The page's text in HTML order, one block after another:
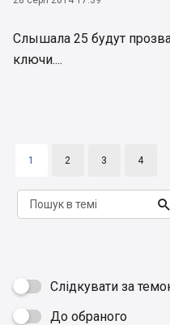
Слышала 25 будут
ключи....
1 2 3 4

Слідкувати за
 До обраного